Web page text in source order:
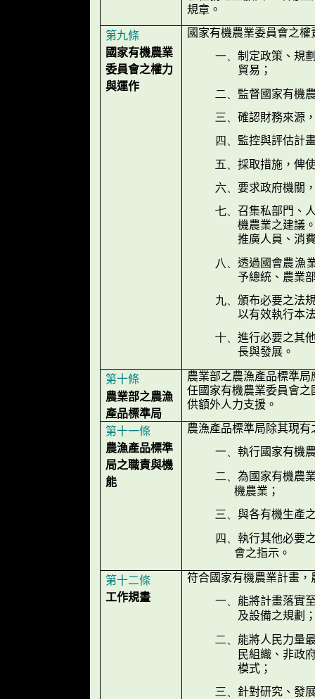
規章。
第九條
國家有機農業
委員會之權力
與運作
國家有機農業委員會之權
一、 制定政策、規
貿易；
二、 監督國家有機
三、 確認財務來源
四、 監控與評估計
五、 採取措施，俾
六、 要求政府機關
七、 召集私部門、
機農業之建議
推廣人員、消
八、 透過國會農漁
予總統、農業
九、 頒布必要之法
以有效執行本
十、 進行必要之其
長與發展。
第十條
農業部之農漁
產品標準局
農業部之農漁產品標準
任國家有機農業委員會
供額外人力支援。
第十一條
農漁產品標準
局之職責與機
能
農漁產品標準局除其現
一、 執行國家有機
二、 為國家有機農
機農業 ；
三、 與各有機生產
四、 執行其他必要
會之指示。
第十二條
工作規畫
符合國家有機農業計畫
一、 能將計畫落實
及設備之規劃
二、 能將人民力量
民組織、非政
模式；
三、 針對研究、發